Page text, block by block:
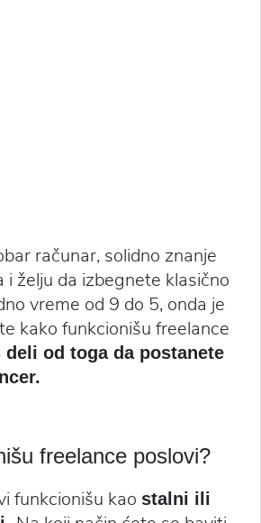
računar, solidno znanje
i želju da izbegnete klasično
vreme od 9 do 5, onda je
kako funkcionišu freelance
deli od toga da postanete
freelance poslovi?
funkcionišu kao stalni ili